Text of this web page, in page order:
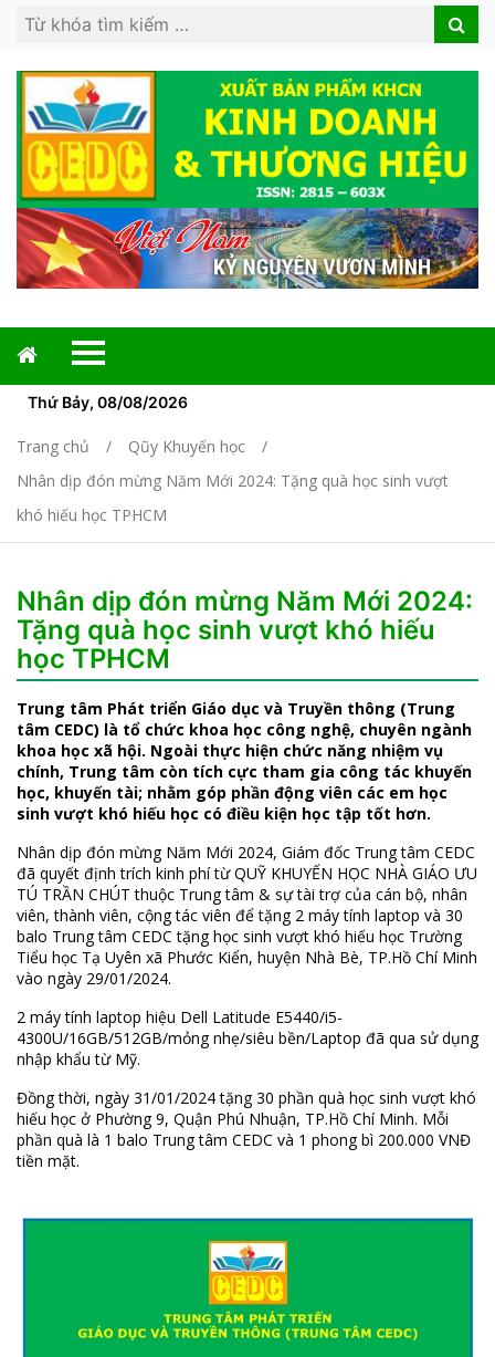
Search
Search
Thứ Bảy, 08/08/2026
Trang chủ
Qũy Khuyến học
Nhân dịp đón mừng Năm Mới 2024: Tặng quà học sinh vượt
khó hiếu học TPHCM
Nhân dịp đón mừng Năm Mới 2024:
Tặng quà học sinh vượt khó hiếu
học TPHCM
Trung tâm Phát triển Giáo dục và Truyền thông (Trung
tâm CEDC) là tổ chức khoa học công nghệ, chuyên ngành
khoa học xã hội. Ngoài thực hiện chức năng nhiệm vụ
chính, Trung tâm còn tích cực tham gia công tác khuyến
học, khuyến tài; nhằm góp phần động viên các em học
sinh vượt khó hiếu học có điều kiện học tập tốt hơn.
Nhân dịp đón mừng Năm Mới 2024, Giám đốc Trung tâm CEDC
đã quyết định trích kinh phí từ QUỸ KHUYẾN HỌC NHÀ GIÁO ƯU
TÚ TRẦN CHÚT thuộc Trung tâm & sự tài trợ của cán bộ, nhân
viên, thành viên, cộng tác viên để tặng 2 máy tính laptop và 30
balo Trung tâm CEDC tặng học sinh vượt khó hiếu học Trường
Tiểu học Tạ Uyên xã Phước Kiển, huyện Nhà Bè, TP.Hồ Chí Minh
vào ngày 29/01/2024.
2 máy tính laptop hiệu Dell Latitude E5440/i5-
4300U/16GB/512GB/mỏng nhẹ/siêu bền/Laptop đã qua sử dụng
nhập khẩu từ Mỹ.
Đồng thời, ngày 31/01/2024 tặng 30 phần quà học sinh vượt khó
hiếu học ở Phường 9, Quận Phú Nhuận, TP.Hồ Chí Minh. Mỗi
phần quà là 1 balo Trung tâm CEDC và 1 phong bì 200.000 VNĐ
tiền mặt.